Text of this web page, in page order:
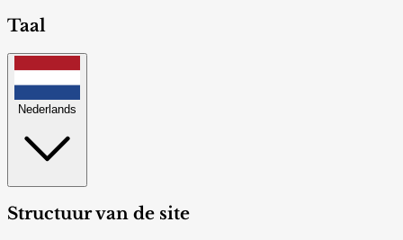
Taal
Nederlands
Structuur van de site